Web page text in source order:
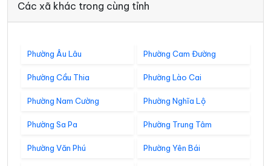
Các xã khác trong cùng tỉnh
Phường Âu Lâu Phường Cam Đường
Phường Cầu Thia Phường Lào Cai
Phường Nam Cường Phường Nghĩa Lộ
Phường Sa Pa Phường Trung Tâm
Phường Văn Phú Phường Yên Bái